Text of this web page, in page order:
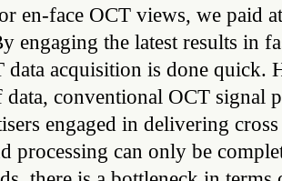
en-face OCT views, we paid
engaging the latest results in
data acquisition is done quick.
data, conventional OCT signal
engaged in delivering
processing can only be